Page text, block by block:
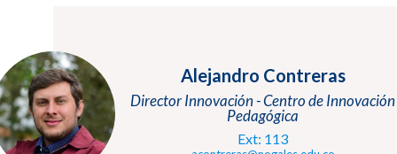
Alejandro Contreras
Director Innovación - Centro de Innovación
Pedagógica
Ext: 113